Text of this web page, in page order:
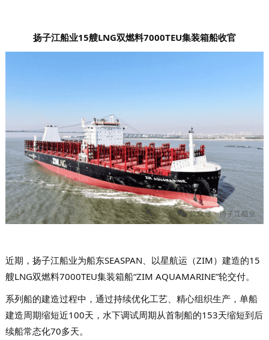
扬子江船业15艘LNG双燃料7000TEU集装箱船收官
近期，扬子江船业为船东SEASPAN、以星航运（ZIM）建造的15
艘LNG双燃料7000TEU集装箱船“ZIM AQUAMARINE”轮交付。
系列船的建造过程中，通过持续优化工艺、精心组织生产，单船
建造周期缩短近100天，水下调试周期从首制船的153天缩短到后
续船常态化70多天。